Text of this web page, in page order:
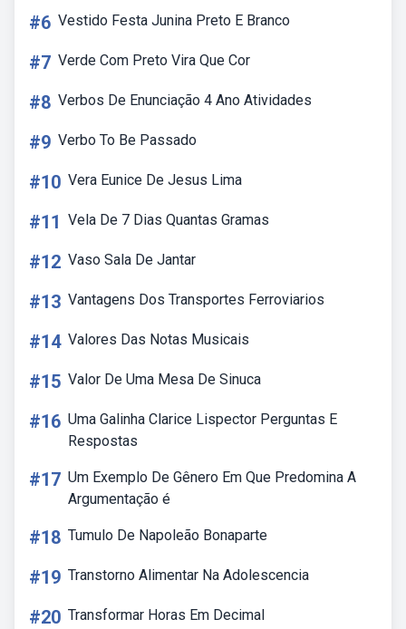
#6 Vestido Festa Junina Preto E Branco
#7 Verde Com Preto Vira Que Cor
#8 Verbos De Enunciação 4 Ano Atividades
#9 Verbo To Be Passado
#10 Vera Eunice De Jesus Lima
#11 Vela De 7 Dias Quantas Gramas
#12 Vaso Sala De Jantar
#13 Vantagens Dos Transportes Ferroviarios
#14 Valores Das Notas Musicais
#15 Valor De Uma Mesa De Sinuca
#16 Uma Galinha Clarice Lispector Perguntas E
Respostas
#17 Um Exemplo De Gênero Em Que Predomina A
Argumentação é
#18 Tumulo De Napoleão Bonaparte
#19 Transtorno Alimentar Na Adolescencia
#20 Transformar Horas Em Decimal